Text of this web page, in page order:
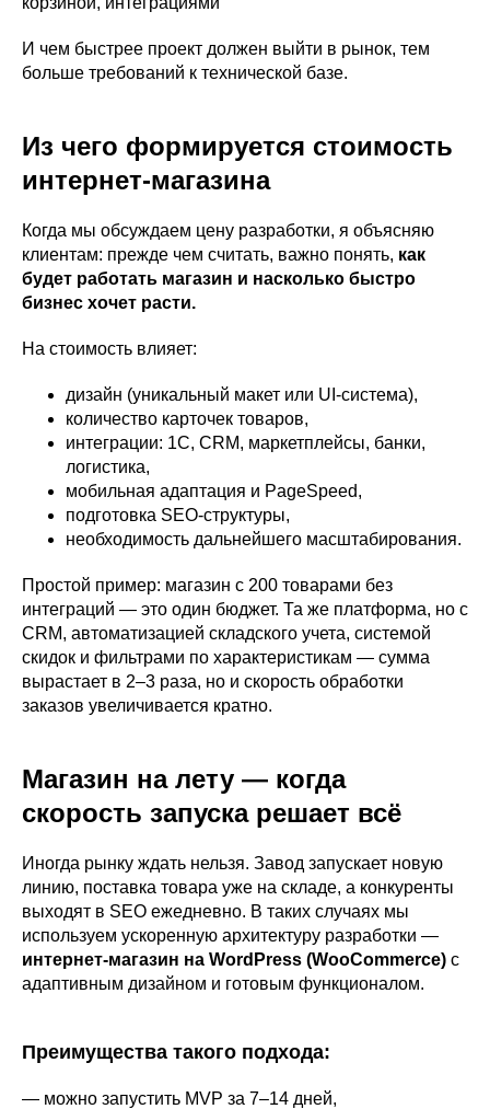
И чем быстрее проект должен выйти в рынок, тем
больше требований к технической базе.
Из чего формируется стоимость
интернет-магазина
Когда мы обсуждаем цену разработки, я объясняю
клиентам: прежде чем считать, важно понять, как
будет работать магазин и насколько быстро
бизнес хочет расти.
На стоимость влияет:
дизайн (уникальный макет или UI-система),
количество карточек товаров,
интеграции: 1С, CRM, маркетплейсы, банки,
логистика,
мобильная адаптация и PageSpeed,
подготовка SEO-структуры,
необходимость дальнейшего масштабирования.
Простой пример: магазин с 200 товарами без
интеграций — это один бюджет. Та же платформа, но с
CRM, автоматизацией складского учета, системой
скидок и фильтрами по характеристикам — сумма
вырастает в 2–3 раза, но и скорость обработки
заказов увеличивается кратно.
Магазин на лету — когда
скорость запуска решает всё
Иногда рынку ждать нельзя. Завод запускает новую
линию, поставка товара уже на складе, а конкуренты
выходят в SEO ежедневно. В таких случаях мы
используем ускоренную архитектуру разработки —
интернет-магазин на WordPress (WooCommerce) с
адаптивным дизайном и готовым функционалом.
Преимущества такого подхода:
— можно запустить MVP за 7–14 дней,